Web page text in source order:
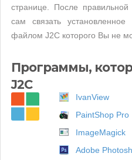
странице. После
сам связать
файлом J2C которого Вы не
Программы,
J2C
IvanView
PaintShop Pro
ImageMagick
Adobe